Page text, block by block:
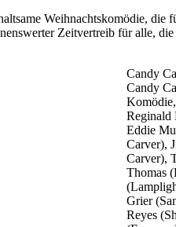
Weihnachtskomödie,
Zeitvertreib für alle,
Candy
Candy
Reginald
Eddie
Carver),
Carver),
Thomas
Grier
Reyes